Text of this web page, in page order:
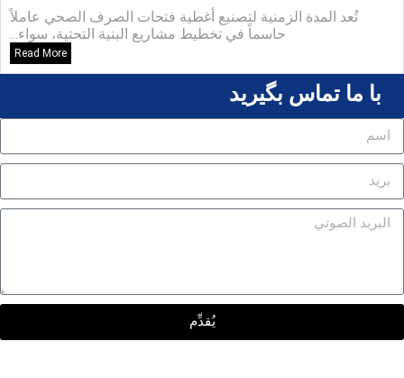
تُعد المدة الزمنية لتصنيع أغطية فتحات الصرف الصحي عاملاً
حاسماً في تخطيط مشاريع البنية التحتية، سواء...
Read More
با ما تماس بگیرید
يُقدِّم